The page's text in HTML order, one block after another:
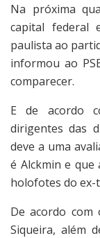
Na próxima
capital federal
paulista ao
informou ao
comparecer.
E de acordo
dirigentes das
deve a uma
é Alckmin e
holofotes do ex-
De acordo com
Siqueira, além